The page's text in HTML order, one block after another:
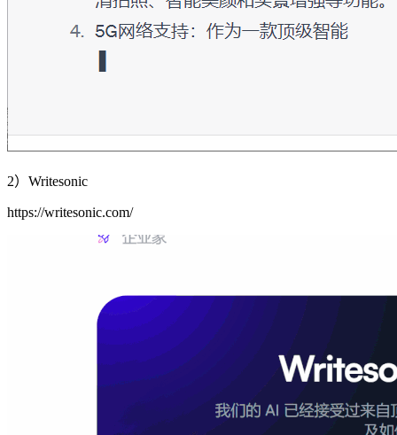
2）Writesonic
https://writesonic.com/